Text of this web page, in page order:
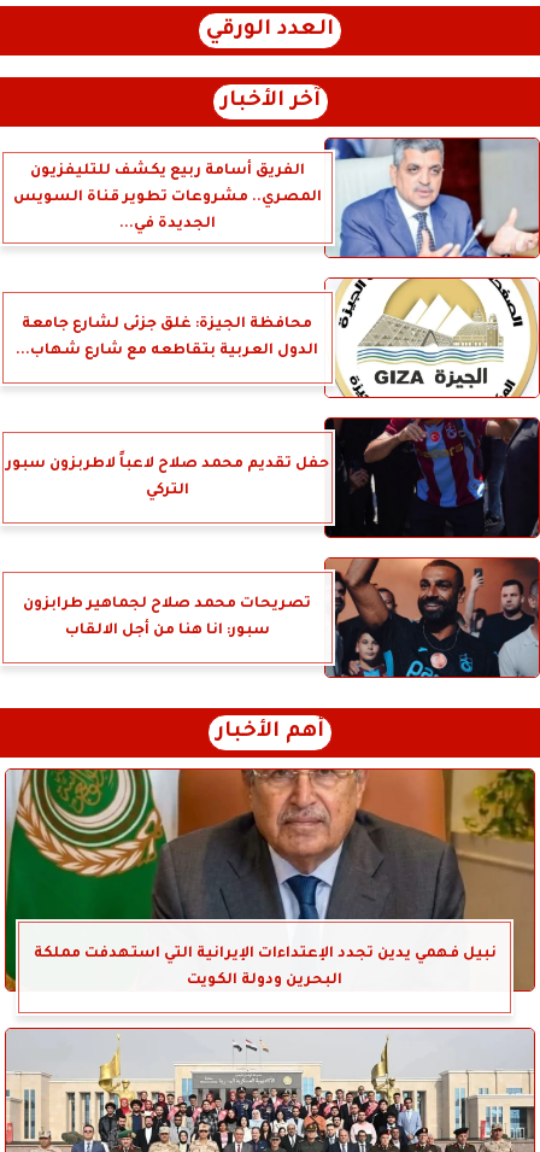
العدد الورقي
آخر الأخبار
الفريق أسامة ربيع يكشف للتليفزيون
المصري.. مشروعات تطوير قناة السويس
الجديدة في...
محافظة الجيزة: غلق جزئى لشارع جامعة
الدول العربية بتقاطعه مع شارع شهاب...
حفل تقديم محمد صلاح لاعباً لاطربزون سبور
التركي
تصريحات محمد صلاح لجماهير طرابزون
سبور: انا هنا من أجل الالقاب
أهم الأخبار
نبيل فهمي يدين تجدد الإعتداءات الإيرانية التي استهدفت مملكة
البحرين ودولة الكويت